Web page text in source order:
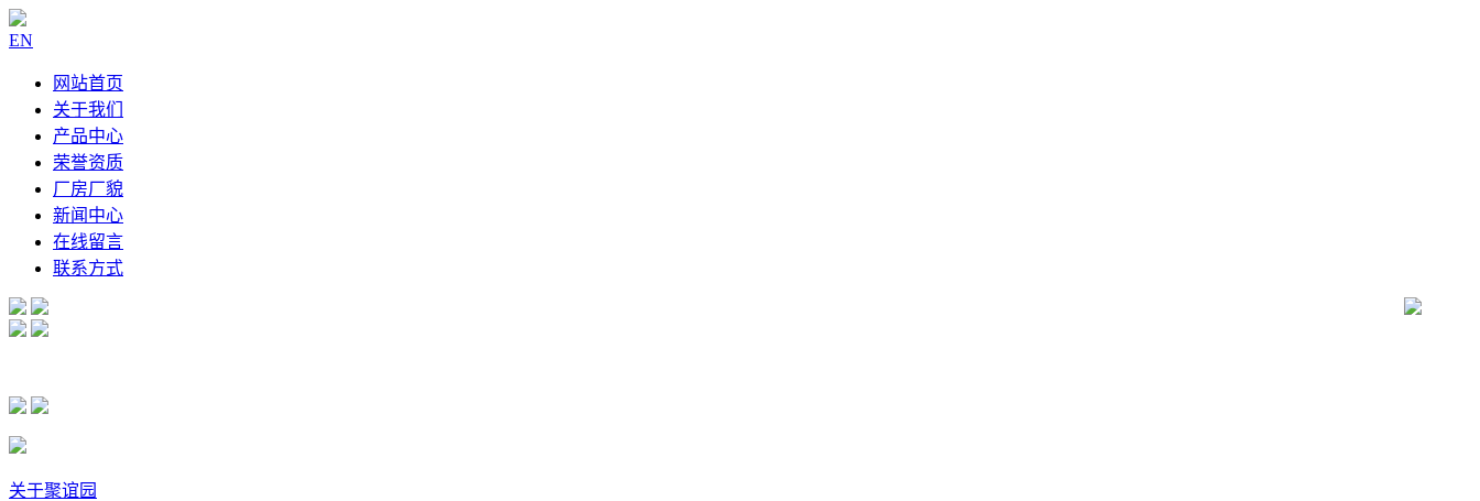
EN
网站首页
关于我们
产品中心
荣誉资质
厂房厂貌
新闻中心
在线留言
联系方式
关于聚谊园